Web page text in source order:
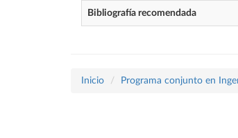
Bibliografía recomendada
Inicio Programa conjunto en